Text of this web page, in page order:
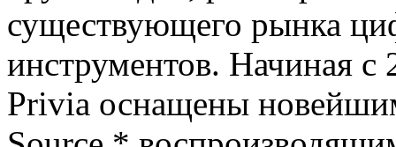
существующего рынка
инструментов. Начиная с
Privia оснащены